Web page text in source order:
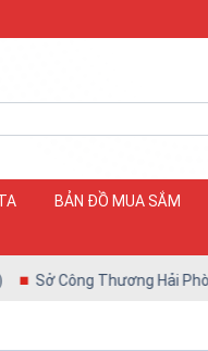
BẢN ĐỒ MUA SẮM
Công Thương Hải Phòng